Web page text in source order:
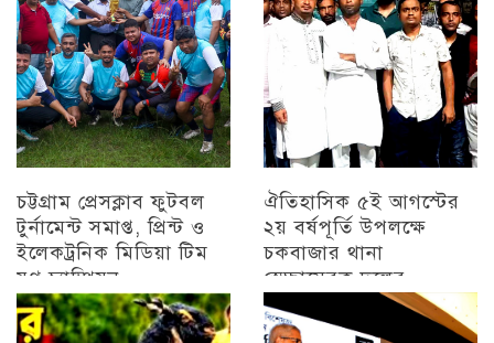
চট্টগ্রাম প্রেসক্লাব ফুটবল
টুর্নামেন্ট সমাপ্ত, প্রিন্ট ও
ইলেকট্রনিক মিডিয়া টিম
যুগ্ন চ্যাম্পিয়ন
চট্টগ্রাম
ঐতিহাসিক ৫ই আগস্টের
২য় বর্ষপূর্তি উপলক্ষে
চকবাজার থানা
স্বেচ্ছাসেবক দলের
প্রামাণ্যচিত্র প্রদর্শন ও
বিজয় মিছিল